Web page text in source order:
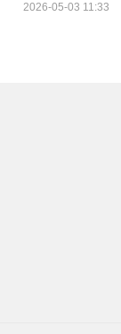
2026-05-03 11:33